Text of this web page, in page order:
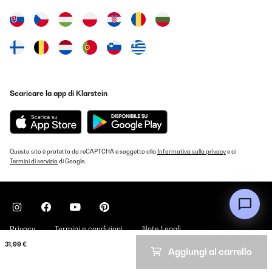
31,99 €
Aggiungi al carrello
Amazon-Benutzer
Tradurre
VALUTAZIONE VERIFICATA
sehr gut
Amazon-Benutzer
Tradurre
VALUTAZIONE VERIFICATA
Scaricare la app di Klarstein
Questo sito è protetto da reCAPTCHA e soggetto alla Informativa sulla privacye ai
Termini di serviziodi Google.
Privacy Termini e condizioni Note Legali
Copyright © 2026 Klarstein. All rights reserved